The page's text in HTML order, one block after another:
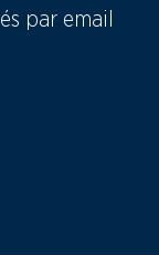
par email